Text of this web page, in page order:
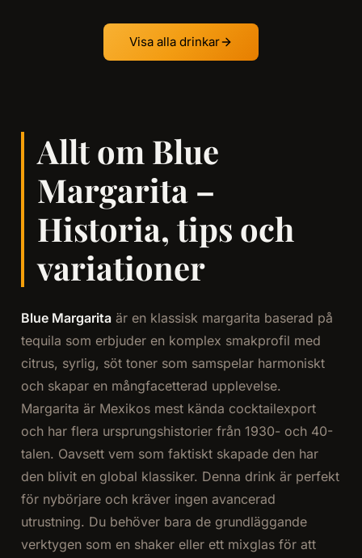
Visa alla drinkar
Allt om Blue
Margarita –
Historia, tips och
variationer
Blue Margaritaär en klassisk margarita baserad på
tequila som erbjuder en komplex smakprofil med
citrus, syrlig, söt toner som samspelar harmoniskt
och skapar en mångfacetterad upplevelse.
Margarita är Mexikos mest kända cocktailexport
och har flera ursprungshistorier från 1930- och 40-
talen. Oavsett vem som faktiskt skapade den har
den blivit en global klassiker. Denna drink är perfekt
för nybörjare och kräver ingen avancerad
utrustning. Du behöver bara de grundläggande
verktygen som en shaker eller ett mixglas för att